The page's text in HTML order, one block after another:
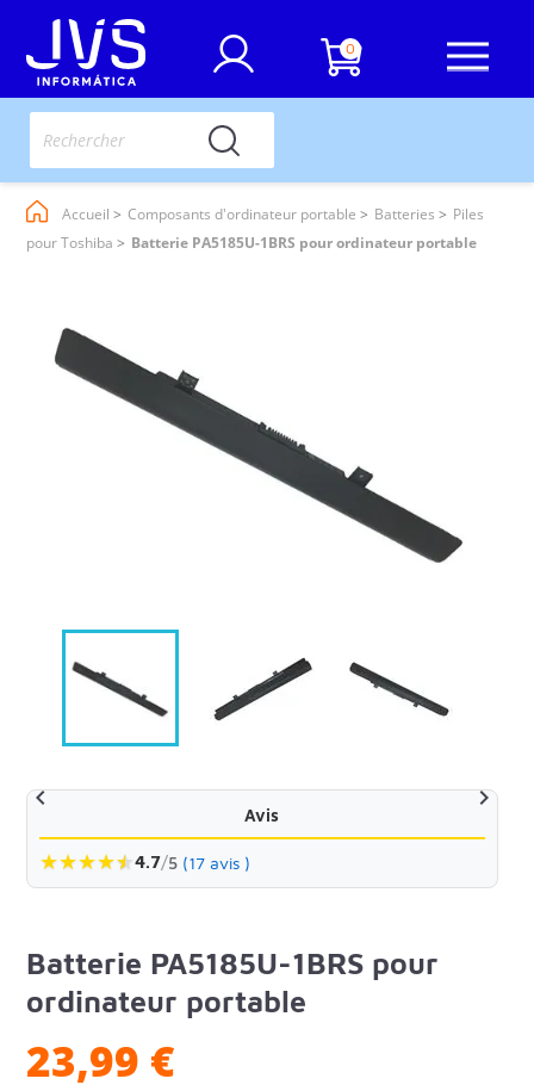
0
Accueil Composants d'ordinateur portable Batteries
Piles
pour Toshiba
Batterie PA5185U-1BRS pour ordinateur portable
 
Avis
★★★★★
★4.7/5 (17 avis )
Batterie PA5185U-1BRS pour
ordinateur portable
23,99 €